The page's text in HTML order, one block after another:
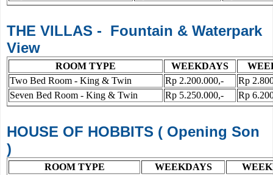
THE VILLAS - Fountain & Waterpark
View
ROOM TYPE WEEKDAYS
Two Bed Room - King & Twin
Rp 2.200.000,-
Rp
Seven Bed Room - King & Twin
Rp 5.250.000,- Rp
HOUSE OF HOBBITS ( Opening Son
)
ROOM TYPE WEEKDAYS